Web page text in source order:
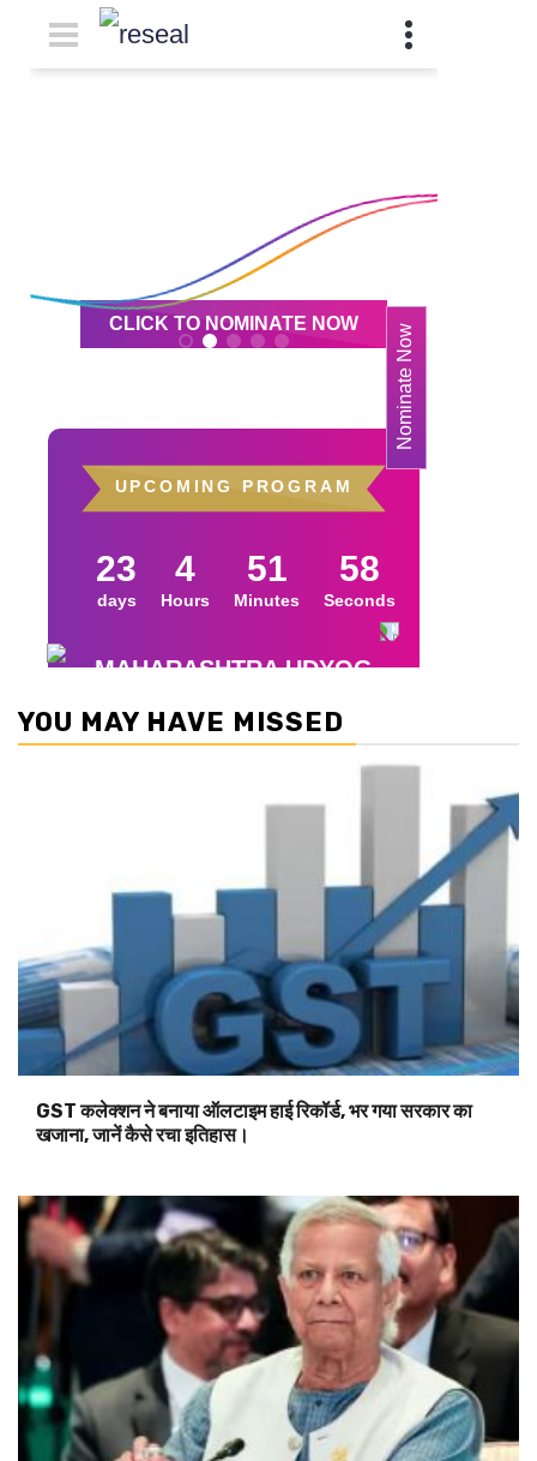
YOU MAY HAVE MISSED
GST कलेक्शन ने बनाया ऑलटाइम हाई रिकॉर्ड, भर गया सरकार का
खजाना, जानें कैसे रचा इतिहास।